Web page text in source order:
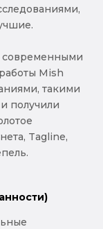
современными
Mish
такими
получили
Tagline,